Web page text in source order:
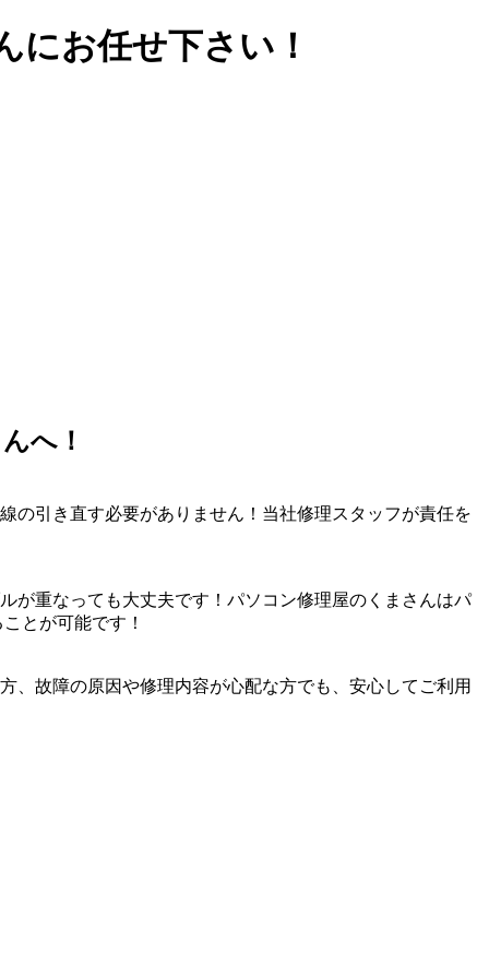
にお任せ下さい！
へ！
の引き直す必要がありません！当社修理スタッフが責任を
が重なっても大丈夫です！パソコン修理屋のくまさんはパ
とが可能です！
、故障の原因や修理内容が心配な方でも、安心してご利用